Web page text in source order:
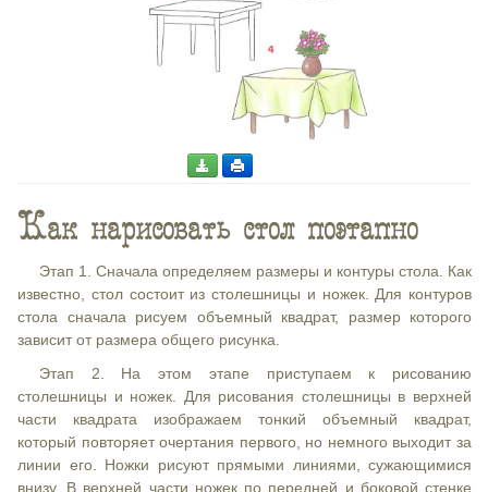
Как нарисовать стол поэтапно
Этап 1. Сначала определяем размеры и контуры стола. Как
известно, стол состоит из столешницы и ножек. Для контуров
стола сначала рисуем объемный квадрат, размер которого
зависит от размера общего рисунка.
Этап 2. На этом этапе приступаем к рисованию
столешницы и ножек. Для рисования столешницы в верхней
части квадрата изображаем тонкий объемный квадрат,
который повторяет очертания первого, но немного выходит за
линии его. Ножки рисуют прямыми линиями, сужающимися
внизу. В верхней части ножек по передней и боковой стенке